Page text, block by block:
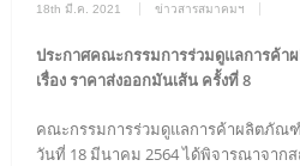
18th มี.ค. 2021 ข่าวสารสมาคมฯ
ประกาศคณะกรรมการร่วมดูแลการค้
เรื่อง ราคาส่งออกมันเส้น ครั้งที่ 8
คณะกรรมการร่วมดูแลการค้าผลิตภัณ
วันที่ 18 มีนาคม 2564 ได้พิจารณาจาก